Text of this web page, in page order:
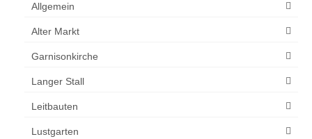
Allgemein
Alter Markt
Garnisonkirche
Langer Stall
Leitbauten
Lustgarten